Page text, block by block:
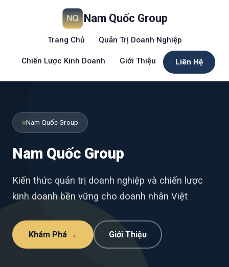
Nam Quốc Group
Trang Chủ Quản Trị Doanh Nghiệp
Chiến Lược Kinh Doanh Giới Thiệu Liên Hệ
Nam Quốc Group
Nam Quốc Group
Kiến thức quản trị doanh nghiệp và chiến lược
kinh doanh bền vững cho doanh nhân Việt
Khám Phá → Giới Thiệu